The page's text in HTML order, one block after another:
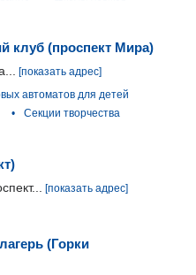
клуб (проспект Мира)
[показать адрес]
автоматов для детей
•
Секции творчества
[показать адрес]
(Горки